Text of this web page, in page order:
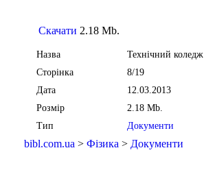
Скачати 2.18 Mb.
Назва
Технічний коледж
Сторінка
8/19
Дата
12.03.2013
Розмір
2.18 Mb.
Тип
Документи
bibl.com.ua > Фізика > Документи